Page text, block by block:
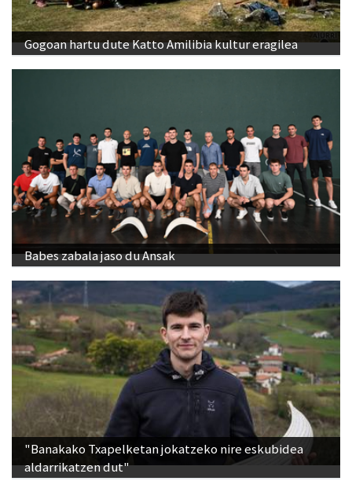
Gogoan hartu dute Katto Amilibia kultur eragilea
Babes zabala jaso du Ansak
"Banakako Txapelketan jokatzeko nire eskubidea
aldarrikatzen dut"